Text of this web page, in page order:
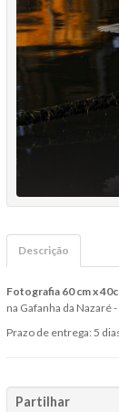
Descrição
Fotografia 60 cm x
na Gafanha da Nazaré -
Prazo de entrega: 5
Partilhar